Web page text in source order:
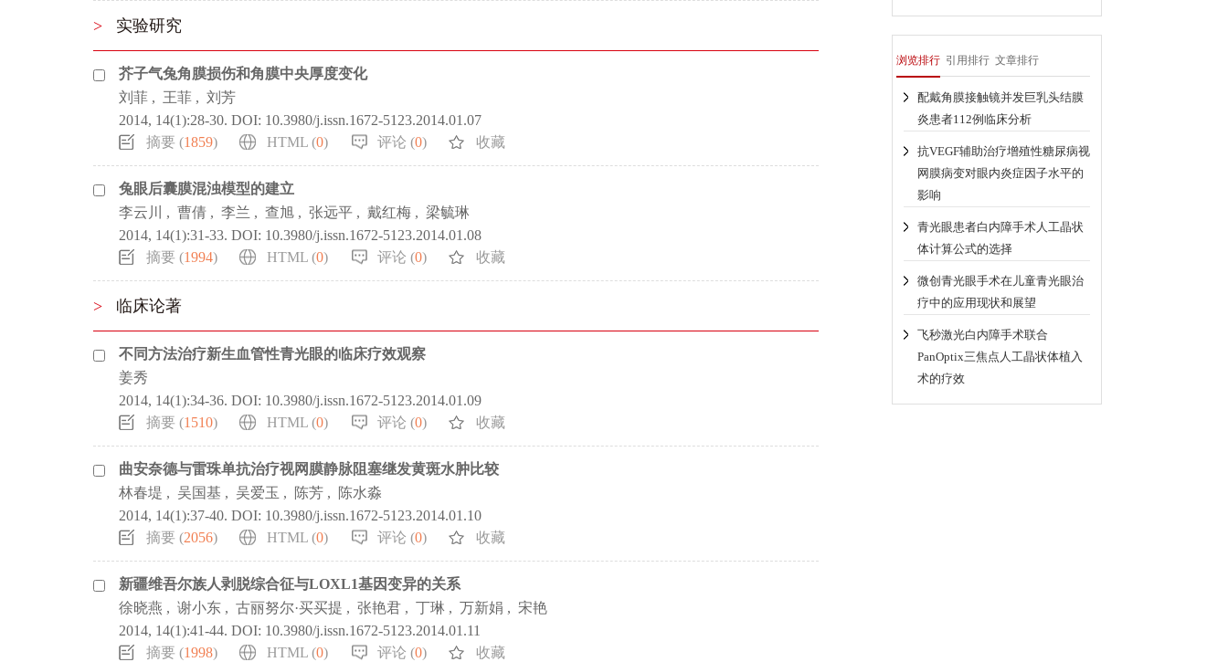
> 实验研究
芥子气兔角膜损伤和角膜中央厚度变化
刘菲 , 王菲 , 刘芳
2014, 14(1):28-30. DOI: 10.3980/j.issn.1672-5123.2014.01.07
摘要 (1859) HTML (0) 评论 (0) 收藏
兔眼后囊膜混浊模型的建立
李云川
, 曹倩 , 李兰 , 查旭 , 张远平 , 戴红梅 , 梁毓琳
2014, 14(1):31-33. DOI: 10.3980/j.issn.1672-5123.2014.01.08
摘要 (1994) HTML (0) 评论 (0) 收藏
> 临床论著
不同方法治疗新生血管性青光眼的临床疗效观察
姜秀
2014, 14(1):34-36. DOI: 10.3980/j.issn.1672-5123.2014.01.09
摘要 (1510) HTML (0) 评论 (0) 收藏
曲安奈德与雷珠单抗治疗视网膜静脉阻塞继发黄斑水肿比较
林春堤 , 吴国基 , 吴爱玉 , 陈芳 ,
陈水淼
2014, 14(1):37-40. DOI: 10.3980/j.issn.1672-5123.2014.01.10
摘要 (2056) HTML (0) 评论 (0) 收藏
新疆维吾尔族人剥脱综合征与LOXL1基因变异的关系
徐晓燕 , 谢小东 , 古丽努尔·买买提 , 张艳君 , 丁琳 , 万新娟 , 宋艳
2014, 14(1):41-44. DOI: 10.3980/j.issn.1672-5123.2014.01.11
摘要 (1998) HTML (0) 评论 (0) 收藏
浏览排行 引用排行 文章排行
配戴角膜接触镜并发巨乳头结膜
炎患者112例临床分析
抗VEGF辅助治疗增殖性糖尿病视
网膜病变对眼内炎症因子水平的
影响
青光眼患者白内障手术人工晶状
体计算公式的选择
微创青光眼手术在儿童青光眼治
疗中的应用现状和展望
飞秒激光白内障手术联合
PanOptix三焦点人工晶状体植入
术的疗效